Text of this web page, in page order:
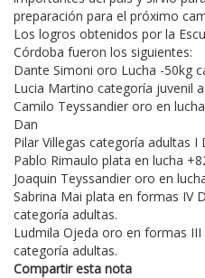
preparación para el próximo
Los logros obtenidos por la
Córdoba fueron los siguientes:
Dante Simoni oro Lucha -50kg
Lucia Martino categoría juvenil
Camilo Teyssandier oro en
Dan
Pilar Villegas categoría adultas
Pablo Rimaulo plata en lucha
Joaquin Teyssandier oro en
Sabrina Mai plata en formas IV
categoría adultas.
Ludmila Ojeda oro en formas
categoría adultas.
Compartir esta nota